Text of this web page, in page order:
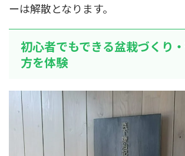
ーは解散となります。
初心者でもできる盆栽づくり
方を体験